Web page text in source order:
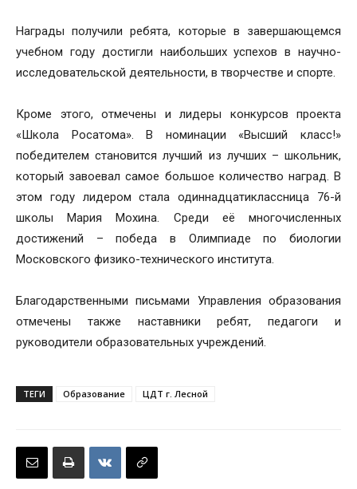
Награды получили ребята, которые в завершающемся
учебном году достигли наибольших успехов в научно-
исследовательской деятельности, в творчестве и спорте.
Кроме этого, отмечены и лидеры конкурсов проекта
«Школа Росатома». В номинации «Высший класс!»
победителем становится лучший из лучших – школьник,
который завоевал самое большое количество наград. В
этом году лидером стала одиннадцатиклассница 76-й
школы Мария Мохина. Среди её многочисленных
достижений – победа в Олимпиаде по биологии
Московского физико-технического института.
Благодарственными письмами Управления образования
отмечены также наставники ребят, педагоги и
руководители образовательных учреждений.
ТЕГИ Образование ЦДТ г. Лесной